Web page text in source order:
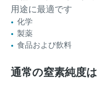
用途に最適です
化学
製薬
食品および飲料
通常の窒素純度